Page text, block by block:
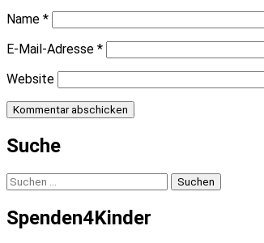
Name *
E-Mail-Adresse *
Website
Suche
Suchen
nach:
Spenden4Kinder